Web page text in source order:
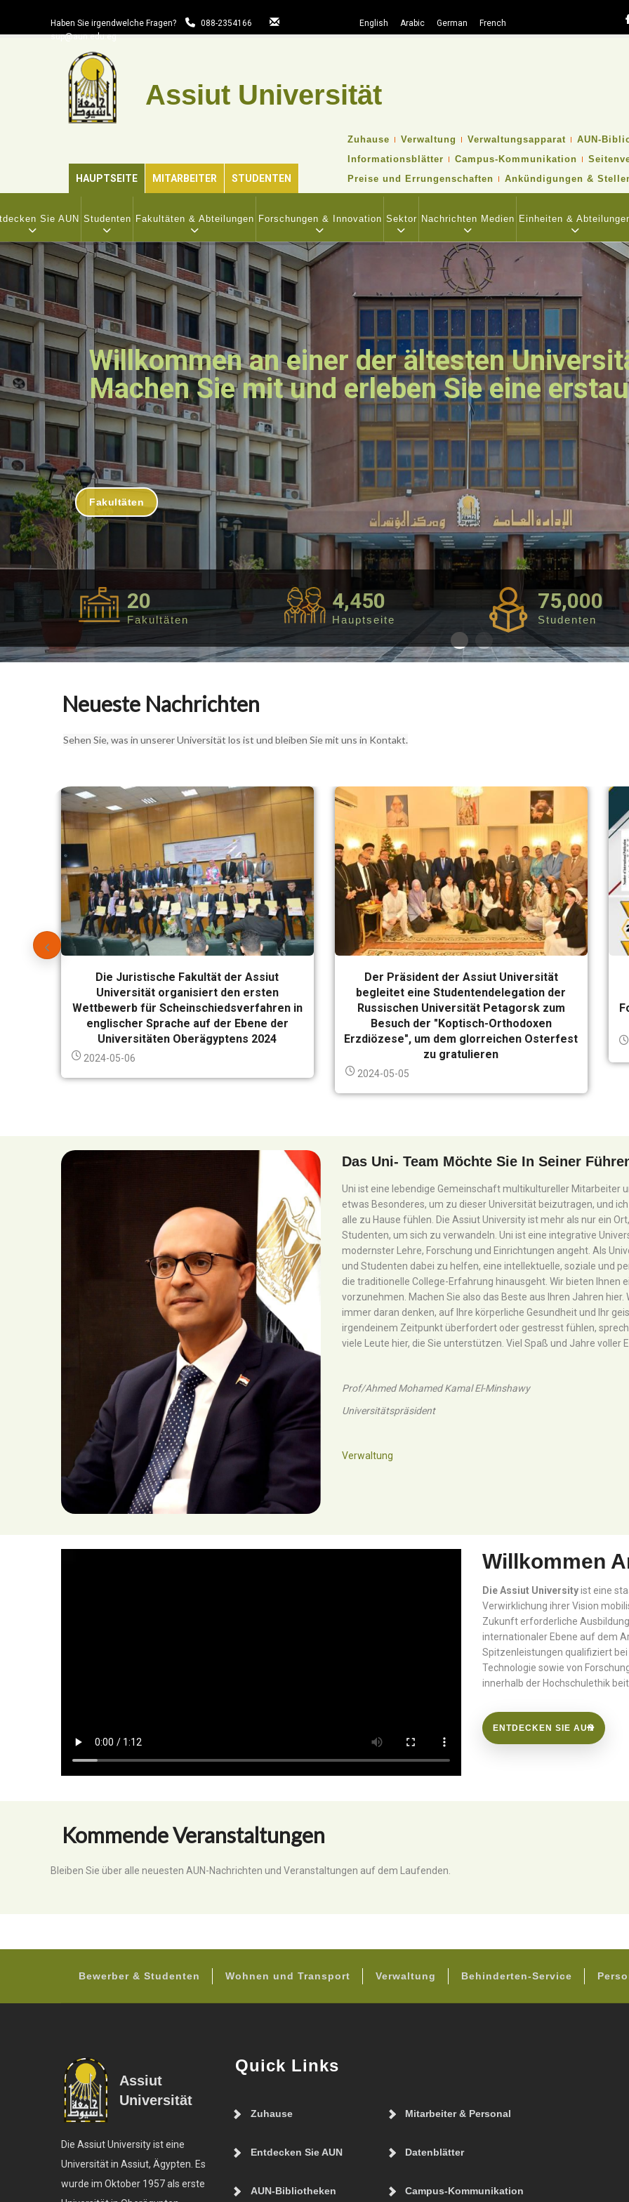
Haben Sie irgendwelche Fragen?
088-2354166
sup@aun.edu.eg
English Arabic German French
Assiut Universität
HAUPTSEITE MITARBEITER STUDENTEN
TOP
NAVIGATION
MENU
Zuhause Verwaltung Verwaltungsapparat AUN-
Informationsblätter
Campus-Kommunikation
Preise und Errungenschaften
Ankündigungen &
Sie AUN Studenten Fakultäten & Abteilungen Forschungen & Innovation Sektor Nachrichten Medien Einheiten &
Willkommen an einer der ältesten
Machen Sie mit und erleben Sie eine
Fakultäten
20
Fakultäten
4,450
Hauptseite
75,000
Studenten
Neueste Nachrichten
Sehen Sie, was in unserer Universität los ist und bleiben Sie mit uns in Kontakt.
Die Juristische Fakultät der Assiut
Universität organisiert den ersten
Wettbewerb für Scheinschiedsverfahren in
englischer Sprache auf der Ebene der
Universitäten Oberägyptens 2024
2024-05-06
Der Präsident der Assiut Universität
begleitet eine Studentendelegation der
Russischen Universität Petagorsk zum
Besuch der "Koptisch-Orthodoxen
Erzdiözese", um dem glorreichen Osterfest
zu gratulieren
2024-05-05
Das Uni- Team Möchte Sie In Seiner
Uni ist eine lebendige Gemeinschaft multikultureller Mitarbeiter
etwas Besonderes, um zu dieser Universität beizutragen, und
alle zu Hause fühlen. Die Assiut University ist mehr als nur ein
Studenten, um sich zu verwandeln. Uni ist eine integrative
modernster Lehre, Forschung und Einrichtungen angeht. Als
und Studenten dabei zu helfen, eine intellektuelle, soziale und
die traditionelle College-Erfahrung hinausgeht. Wir bieten Ihnen
vorzunehmen. Machen Sie also das Beste aus Ihren Jahren
immer daran denken, auf Ihre körperliche Gesundheit und Ihr
irgendeinem Zeitpunkt überfordert oder gestresst fühlen,
viele Leute hier, die Sie unterstützen. Viel Spaß und Jahre voller
Prof/Ahmed Mohamed Kamal El-Minshawy
Universitätspräsident
Verwaltung
Willkommen
Die Assiut Universityist eine
Verwirklichung ihrer Vision
Zukunft erforderliche
internationaler Ebene auf dem
Spitzenleistungen qualifiziert
Technologie sowie von
innerhalb der Hochschulethik
ENTDECKEN SIE AUN
Kommende Veranstaltungen
Bleiben Sie über alle neuesten AUN-Nachrichten und Veranstaltungen auf dem Laufenden.
Bewerber & Studenten Wohnen und Transport Verwaltung Behinderten-Service
Assiut
Universität
Die Assiut University ist eine
Universität in Assiut, Ägypten. Es
wurde im Oktober 1957 als erste
Quick Links
Zuhause Mitarbeiter & Personal
Entdecken Sie AUN Datenblätter
AUN-Bibliotheken Campus-Kommunikation